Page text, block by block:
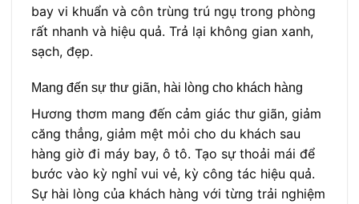
bay vi khuẩn và côn trùng trú ngụ trong phòng
rất nhanh và hiệu quả. Trả lại không gian xanh,
sạch, đẹp.
Mang đến sự thư giãn, hài lòng cho khách hàng
Hương thơm mang đến cảm giác thư giãn, giảm
căng thẳng, giảm mệt mỏi cho du khách sau
hàng giờ đi máy bay, ô tô. Tạo sự thoải mái để
bước vào kỳ nghỉ vui vẻ, kỳ công tác hiệu quả.
Sự hài lòng của khách hàng với từng trải nghiệm